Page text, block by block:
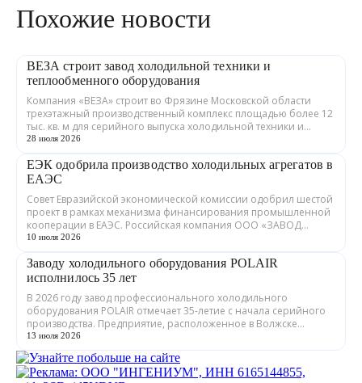
Похожие новости
ВЕЗА строит завод холодильной техники и
теплообменного оборудования
Компания «ВЕЗА» строит во Фрязине Московской области
трехэтажный производственный комплекс площадью более 12
тыс. кв. м для серийного выпуска холодильной техники и
теплообменного оборудования. ...
28 июля 2026
ЕЭК одобрила производство холодильных агрегатов в
ЕАЭС
Совет Евразийской экономической комиссии одобрил шестой
проект в рамках механизма финансирования промышленной
кооперации в ЕАЭС. Российская компания ООО «ЗАВОД
ГРАДИЕНТ» совместно с предприятия...
10 июля 2026
Заводу холодильного оборудования POLAIR
исполнилось 35 лет
В 2026 году завод профессионального холодильного
оборудования POLAIR отмечает 35-летие с начала серийного
производства. Предприятие, расположенное в Волжске
Республики Марий Эл, выпускает обору...
13 июля 2026